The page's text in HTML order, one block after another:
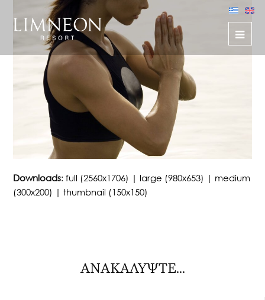
Downloads:full (2560x1706) | large (980x653) | medium
(300x200) |thumbnail (150x150)
ΑΝΑΚΑΛΥΨΤΕ...